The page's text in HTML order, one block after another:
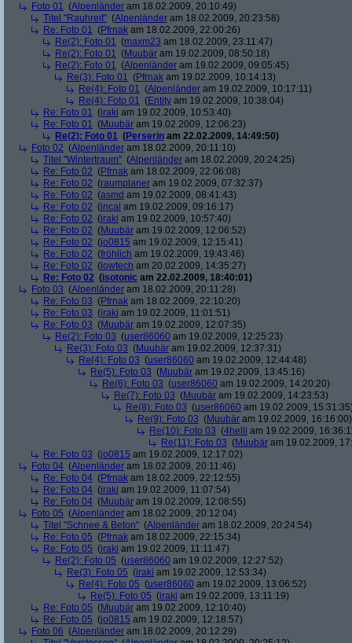
Foto 01 (Alpenländer am 18.02.2009, 20:10:49)
Titel "Rauhreif" (Alpenländer am 18.02.2009, 20:23:58)
Re: Foto 01 (Pfrnak am 18.02.2009, 22:00:26)
Re(2): Foto 01 (maxm23 am 18.02.2009, 23:11:47)
Re(2): Foto 01 (Muubär am 19.02.2009, 08:50:18)
Re(2): Foto 01 (Alpenländer am 19.02.2009, 09:05:45)
Re(3): Foto 01 (Pfrnak am 19.02.2009, 10:14:13)
Re(4): Foto 01 (Alpenländer am 19.02.2009, 10:17:11)
Re(4): Foto 01 (Entity am 19.02.2009, 10:38:04)
Re: Foto 01 (iraki am 19.02.2009, 10:53:40)
Re: Foto 01 (Muubär am 19.02.2009, 12:06:23)
Re(2): Foto 01 (Perserin am 22.02.2009, 14:49:50)
Foto 02 (Alpenländer am 18.02.2009, 20:11:10)
Titel "Wintertraum" (Alpenländer am 18.02.2009, 20:24:25)
Re: Foto 02 (Pfrnak am 18.02.2009, 22:06:08)
Re: Foto 02 (raumplaner am 19.02.2009, 07:32:37)
Re: Foto 02 (asmd am 19.02.2009, 08:41:43)
Re: Foto 02 (incal am 19.02.2009, 09:16:17)
Re: Foto 02 (iraki am 19.02.2009, 10:57:40)
Re: Foto 02 (Muubär am 19.02.2009, 12:06:52)
Re: Foto 02 (jo0815 am 19.02.2009, 12:15:41)
Re: Foto 02 (fröhlich am 19.02.2009, 19:43:46)
Re: Foto 02 ( lowtech am 20.02.2009, 14:35:27)
Re: Foto 02 (isotonic am 22.02.2009, 18:40:01)
Foto 03 (Alpenländer am 18.02.2009, 20:11:28)
Re: Foto 03 (Pfrnak am 18.02.2009, 22:10:20)
Re: Foto 03 (iraki am 19.02.2009, 11:01:51)
Re: Foto 03 (Muubär am 19.02.2009, 12:07:35)
Re(2): Foto 03 (user86060 am 19.02.2009, 12:25:23)
Re(3): Foto 03 (Muubär am 19.02.2009, 12:37:31)
Re(4): Foto 03 (user86060 am 19.02.2009, 12:44:48)
Re(5): Foto 03 (Muubär am 19.02.2009, 13:45:16)
Re(6): Foto 03 (user86060 am 19.02.2009, 14:20:20)
Re(7): Foto 03 (Muubär am 19.02.2009, 14:23:53)
Re(8): Foto 03 (user86060 am 19.02.2009,
Re(9): Foto 03 (Muubär am 19.02.2009, 16:16:00)
Re(10): Foto 03 (4helli am 19.02.2009,
Re(11): Foto 03 (Muubär am 19.02.2009,
Re: Foto 03 (jo0815 am 19.02.2009, 12:17:02)
Foto 04 (Alpenländer am 18.02.2009, 20:11:46)
Re: Foto 04 (Pfrnak am 18.02.2009, 22:12:55)
Re: Foto 04 (iraki am 19.02.2009, 11:07:54)
Re: Foto 04 (Muubär am 19.02.2009, 12:08:55)
Foto 05 (Alpenländer am 18.02.2009, 20:12:04)
Titel "Schnee & Beton" (Alpenländer am 18.02.2009, 20:24:54)
Re: Foto 05 (Pfrnak am 18.02.2009, 22:15:34)
Re: Foto 05 (iraki am 19.02.2009, 11:11:47)
Re(2): Foto 05 (user86060 am 19.02.2009, 12:27:52)
Re(3): Foto 05 (iraki am 19.02.2009, 12:53:34)
Re(4): Foto 05 (user86060 am 19.02.2009, 13:06:52)
Re(5): Foto 05 (iraki am 19.02.2009, 13:11:19)
Re: Foto 05 (Muubär am 19.02.2009, 12:10:40)
Re: Foto 05 (jo0815 am 19.02.2009, 12:18:57)
Foto 06 (Alpenländer am 18.02.2009, 20:12:29)